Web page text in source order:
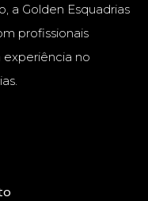
a Golden Esquadrias
profissionais
no